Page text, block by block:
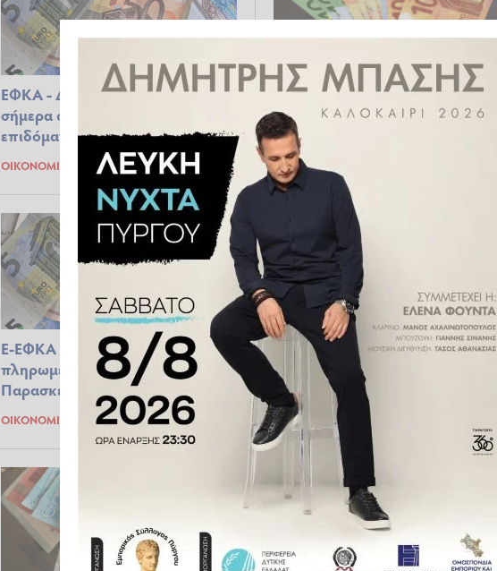
ΕΦΚΑ - ΔΥΠΑ: Ξεκινούν από
σήμερα οι πληρωμές - Ποια
επιδόματα καταβάλλονται
ΟΙΚΟΝΟΜΊΑ 30.09.2024 07:32
e-ΕΦΚΑ - ΔΥΠΑ: Ο «χάρτης»
πληρωμών έως την Παρασκευή
Οκτωβρίου
ΟΙΚΟΝΟΜΊΑ
Ε-ΕΦΚΑ - ΔΥΠΑ: Αναλυτικά οι
πληρωμές μέχρι και την
Παρασκευή
ΟΙΚΟΝΟΜΊΑ 26.09.2024 07:31
Ο «χάρτης» των πληρωμών
τον e-ΕΦΚΑ και τη ΔΥΠΑ έως
27 Σεπτεμβρίου
ΟΙΚΟΝΟΜΊΑ 23.09.2024 12:05